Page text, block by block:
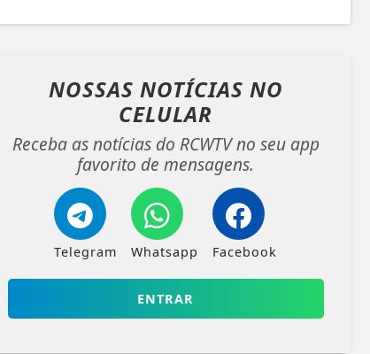
NOSSAS NOTÍCIAS NO
CELULAR
Receba as notícias do RCWTV no seu app
favorito de mensagens.
Telegram Whatsapp Facebook
ENTRAR